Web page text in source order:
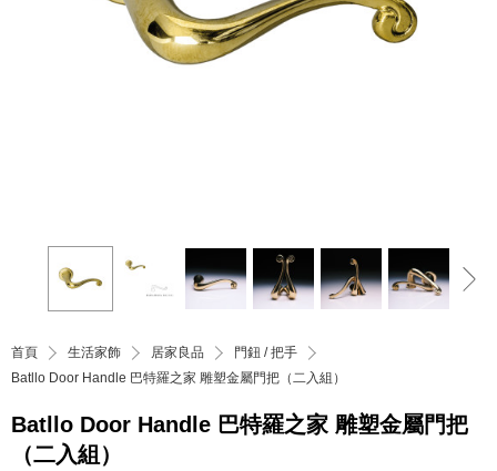
首頁 生活家飾 居家良品
門鈕 / 把手
Batllo Door Handle 巴特羅之家 雕塑金屬門把（二入組）
Batllo Door Handle 巴特羅之家 雕塑金屬門把
（二入組）